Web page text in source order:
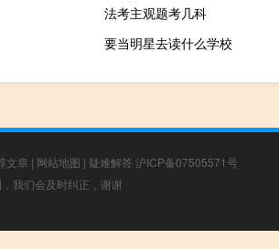
法考主观题考几科
要当明星去读什么学校
文章 | 网站地图 | 疑难解答 沪ICP备07505571号
我们会及时纠正，谢谢